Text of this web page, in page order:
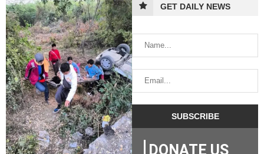
GET DAILY NEWS
DONATE US